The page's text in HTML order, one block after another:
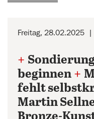
Freitag, 28.02.2025
+
beginnen +
fehlt
Martin